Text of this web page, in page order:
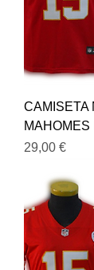
CAMISETA
MAHOMES II
Precio
29,00 €